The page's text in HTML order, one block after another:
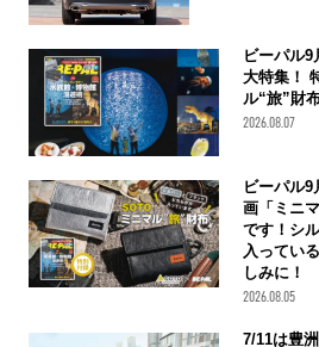
ビーパル9
大特集！
ル“旅”財
2026.08.07
ビーパル
画「ミニ
です！シ
入ってい
しみに！
2026.08.05
7/11は豊